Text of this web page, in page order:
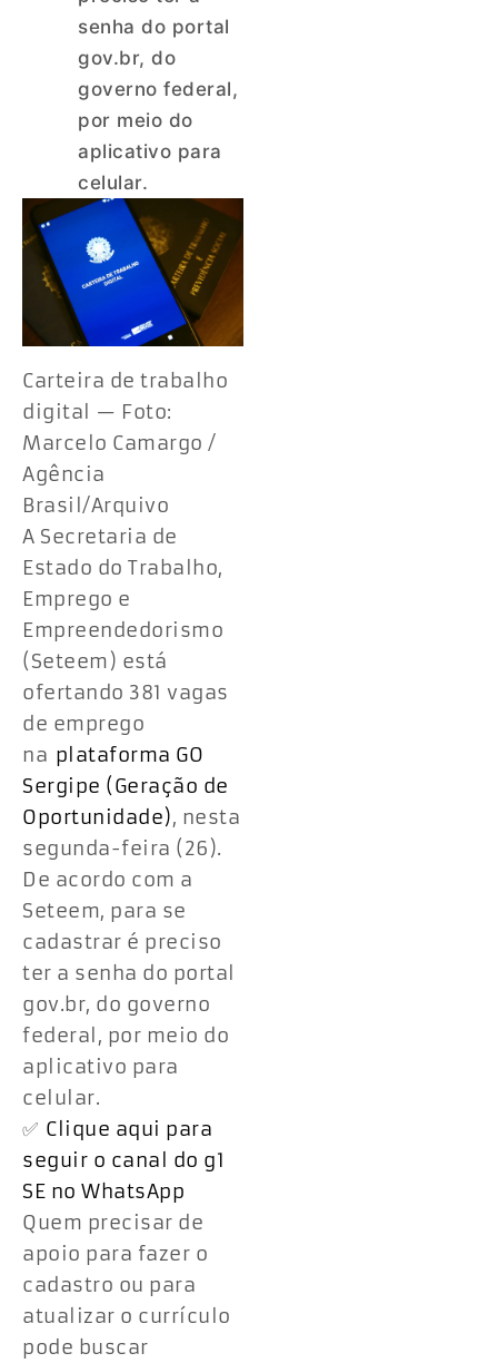
senha do portal
gov.br, do
governo federal,
por meio do
aplicativo para
celular.
Carteira de trabalho
digital — Foto:
Marcelo Camargo /
Agência
Brasil/Arquivo
A Secretaria de
Estado do Trabalho,
Emprego e
Empreendedorismo
(Seteem) está
ofertando 381 vagas
de emprego
na plataforma GO
Sergipe (Geração de
Oportunidade), nesta
segunda-feira (26).
De acordo com a
Seteem, para se
cadastrar é preciso
ter a senha do portal
gov.br, do governo
federal, por meio do
aplicativo para
celular.
✅ Clique aqui para
seguir o canal do g1
SE no WhatsApp
Quem precisar de
apoio para fazer o
cadastro ou para
atualizar o currículo
pode buscar